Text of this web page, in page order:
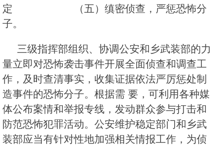
定 （五）缜密侦查，严惩恐怖分
子。
三级指挥部组织、协调公安和乡武装部的力
量立即对恐怖袭击事件开展全面侦查和调查工
作，及时查清事实，收集证据依法严厉惩处制
造事件的恐怖分子。根据需 要，可利用各种媒
体公布案情和举报专线，发动群众参与打击和
防范恐怖犯罪活动。公安维护稳定部门和乡武
装部应当有针对性地加强相关情报工作，为侦